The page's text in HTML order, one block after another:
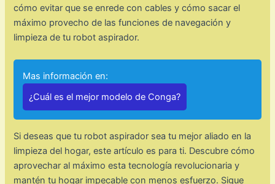
cómo evitar que se enrede con cables y cómo sacar el
máximo provecho de las funciones de navegación y
limpieza de tu robot aspirador.
Mas información en:
¿Cuál es el mejor modelo de Conga?
Si deseas que tu robot aspirador sea tu mejor aliado en la
limpieza del hogar, este artículo es para ti. Descubre cómo
aprovechar al máximo esta tecnología revolucionaria y
mantén tu hogar impecable con menos esfuerzo. Sigue